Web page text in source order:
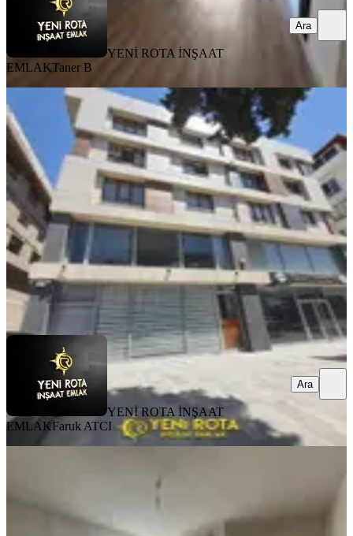
YENİ ROTA İNŞAAT
EMLAKTaner B
Ara
MANZARALI
Yeni Rota'dan Çarşı Merkezde Eşyalı
2+0 Kiralık Daire
Dulkadiroğlu, Yeni Şehir Mahallesi
2+0·95 m²·3. Kat·31.07.2026
17.000 ₺
YENİ ROTA İNŞAAT EMLAKFaruk ATCI
Ara
YENİ ROTA İNŞAAT
EMLAKFaruk ATCI
Ara
Faturalar Dahil Eşyalı 1+1!!
Dulkadiroğlu, Egemenlik Mahallesi